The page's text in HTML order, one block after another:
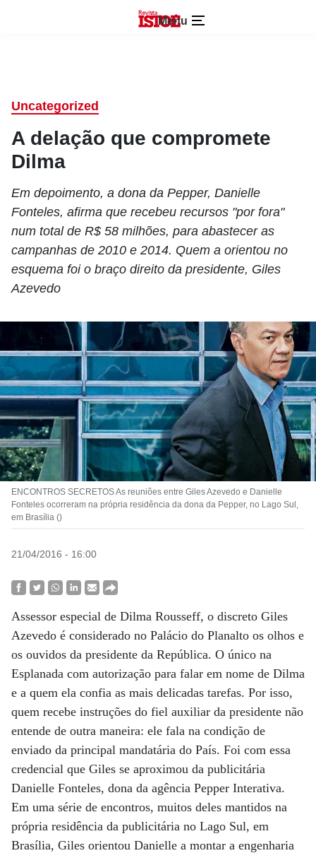
Menu
Uncategorized
A delação que compromete
Dilma
Em depoimento, a dona da Pepper, Danielle
Fonteles, afirma que recebeu recursos "por fora"
num total de R$ 58 milhões, para abastecer as
campanhas de 2010 e 2014. Quem a orientou no
esquema foi o braço direito da presidente, Giles
Azevedo
ENCONTROS SECRETOS As reuniões entre Giles Azevedo e Danielle
Fonteles ocorreram na própria residência da dona da Pepper, no Lago Sul,
em Brasília ()
21/04/2016 - 16:00
Assessor especial de Dilma Rousseff, o discreto Giles
Azevedo é considerado no Palácio do Planalto os olhos e
os ouvidos da presidente da República. O único na
Esplanada com autorização para falar em nome de Dilma
e a quem ela confia as mais delicadas tarefas. Por isso,
quem recebe instruções do fiel auxiliar da presidente não
entende de outra maneira: ele fala na condição de
enviado da principal mandatária do País. Foi com essa
credencial que Giles se aproximou da publicitária
Danielle Fonteles, dona da agência Pepper Interativa.
Em uma série de encontros, muitos deles mantidos na
própria residência da publicitária no Lago Sul, em
Brasília, Giles orientou Danielle a montar a engenharia